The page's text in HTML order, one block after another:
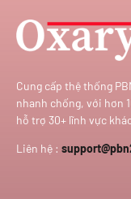
Cung cấp thệ thống
nhanh chống, với hơn
hỗ trợ 30+ lĩnh vực
Liên hệ :